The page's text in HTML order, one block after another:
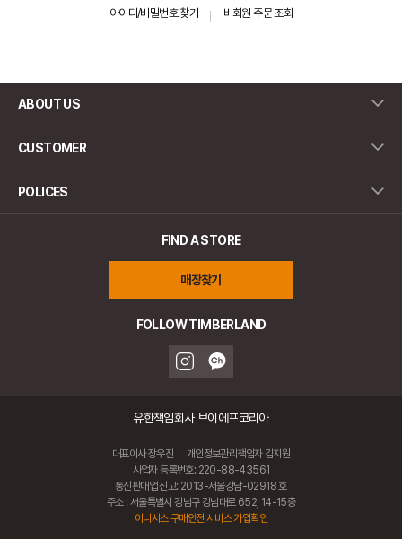
아이디/비밀번호 찾기 비회원 주문 조회
ABOUT US
CUSTOMER
POLICES
FIND A STORE
매장찾기
FOLLOW TIMBERLAND
유한책임회사 브이에프코리아
대표이사 장우진
개인정보관리책임자 김지원
사업자 등록번호: 220-88-43561
통신판매업 신고: 2013-서울강남-02918 호
주소 : 서울특별시 강남구 강남대로 652, 14-15층
이니시스 구매안전 서비스 가입확인